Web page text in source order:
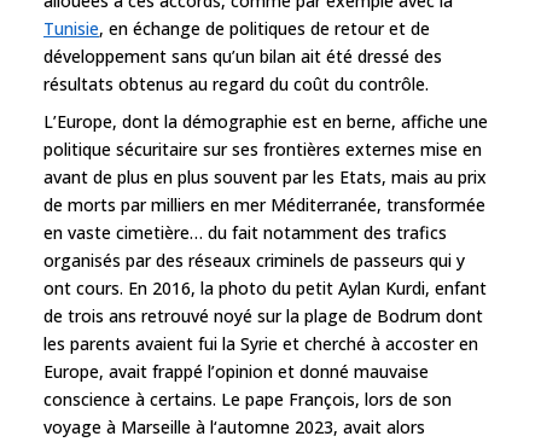
Tunisie, en échange de politiques de retour et de
développement sans qu’un bilan ait été dressé des
résultats obtenus au regard du coût du contrôle.
L’Europe, dont la démographie est en berne, affiche une
politique sécuritaire sur ses frontières externes mise en
avant de plus en plus souvent par les Etats, mais au prix
de morts par milliers en mer Méditerranée, transformée
en vaste cimetière… du fait notamment des trafics
organisés par des réseaux criminels de passeurs qui y
ont cours. En 2016, la photo du petit Aylan Kurdi, enfant
de trois ans retrouvé noyé sur la plage de Bodrum dont
les parents avaient fui la Syrie et cherché à accoster en
Europe, avait frappé l’opinion et donné mauvaise
conscience à certains. Le pape François, lors de son
voyage à Marseille à l‘automne 2023, avait alors